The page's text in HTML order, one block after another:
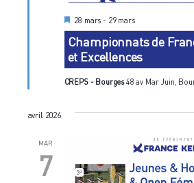
Championnats de
et Excellences
M
i
s
n
a
v
t
28 mars - 29 mars
CREPS - Bourges48 av Mar Juin,
avril 2026
MAR
7